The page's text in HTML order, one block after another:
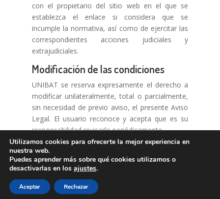
con el propietario del sitio web en el que se
establezca el enlace si considera que se
incumple la normativa, así como de ejercitar las
correspondientes acciones judiciales y
extrajudiciales.
Modificación de las condiciones
UNIBAT se reserva expresamente el derecho a
modificar unilateralmente, total o parcialmente,
sin necesidad de previo aviso, el presente Aviso
Legal. El usuario reconoce y acepta que es su
responsabilidad revisarlo periódicamente.
Aviso legal
Política de privacidad
Política de cookies
Utilizamos cookies para ofrecerte la mejor experiencia en
nuestra web.
Puedes aprender más sobre qué cookies utilizamos o
desactivarlas en los ajustes.
Aceptar Rechazar